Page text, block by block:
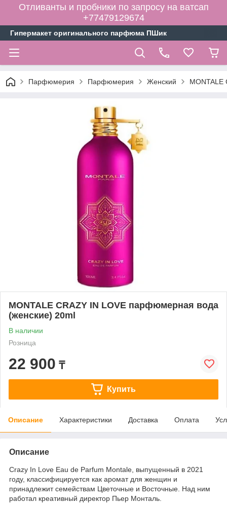
Отливанты и пробники по запросу на ватсап
+77479129674
Гипермакет оригинального парфюма ПШик
Парфюмерия Парфюмерия Женский
MONTALE CRAZY IN LOVE парфюмерная вода
(женские) 20ml
В наличии
Розница
22 900 ₸
Купить
Описание Характеристики Доставка Оплата
Описание
Crazy In Love Eau de Parfum Montale, выпущенный в 2021
году, классифицируется как аромат для женщин и
принадлежит семействам Цветочные и Восточные. Над ним
работал креативный директор Пьер Монталь.